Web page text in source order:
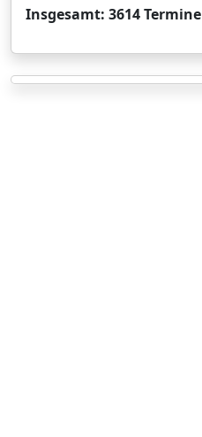
Insgesamt: 3614 Termine